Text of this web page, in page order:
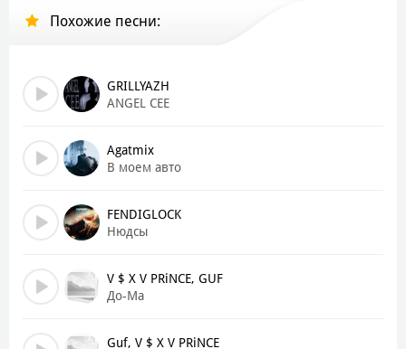
Но они номер два
Покажи мне свою юбку-мини
У меня грязные мысли
Это взрослые фильмы
Опускайся вниз, а
Как Долина Лариса
Я пишу повесть, пока ты множишь свои окурки
Не закончится их число, но нам на руку это все
Мысленно перед тобой, думаю лишь об одном
Малышка, скинь свои нюдсы
Я знаю все твои вкусы - все эти кружева
Похожие песни:
GRILLYAZH
ANGEL CEE
Agatmix
В моем авто
FENDIGLOCK
Нюдсы
V $ X V PRiNCE, GUF
До-Ма
Guf, V $ X V PRiNCE